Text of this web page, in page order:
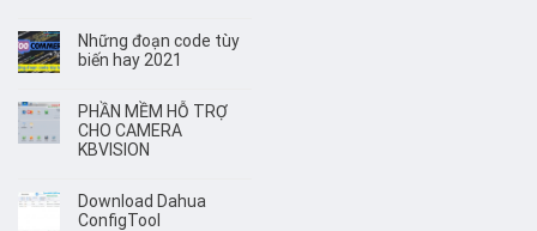
Những đoạn code tùy
biến hay 2021
PHẦN MỀM HỖ TRỢ
CHO CAMERA
KBVISION
Download Dahua
ConfigTool